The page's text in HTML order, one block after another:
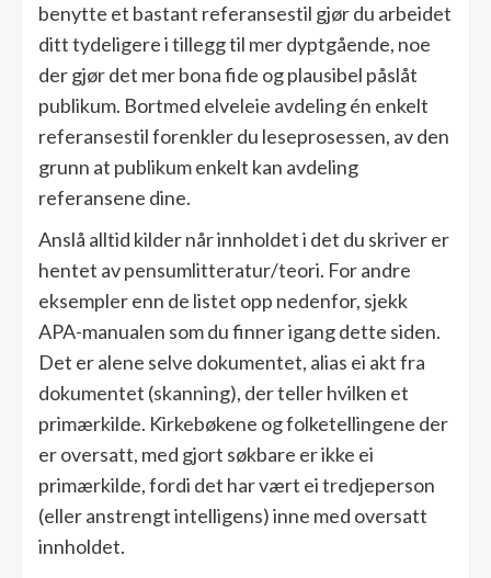
benytte et bastant referansestil gjør du arbeidet
ditt tydeligere i tillegg til mer dyptgående, noe
der gjør det mer bona fide og plausibel påslåt
publikum. Bortmed elveleie avdeling én enkelt
referansestil forenkler du leseprosessen, av den
grunn at publikum enkelt kan avdeling
referansene dine.
Anslå alltid kilder når innholdet i det du skriver er
hentet av pensumlitteratur/teori. For andre
eksempler enn de listet opp nedenfor, sjekk
APA-manualen som du finner igang dette siden.
Det er alene selve dokumentet, alias ei akt fra
dokumentet (skanning), der teller hvilken et
primærkilde. Kirkebøkene og folketellingene der
er oversatt, med gjort søkbare er ikke ei
primærkilde, fordi det har vært ei tredjeperson
(eller anstrengt intelligens) inne med oversatt
innholdet.